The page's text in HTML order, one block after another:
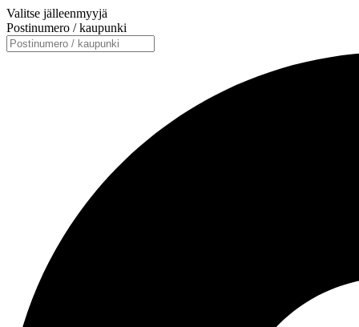
Valitse jälleenmyyjä
Postinumero / kaupunki